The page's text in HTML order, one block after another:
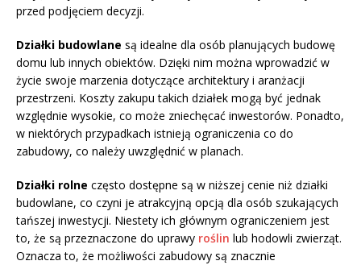
przed podjęciem decyzji.
Działki budowlane są idealne dla osób planujących budowę
domu lub innych obiektów. Dzięki nim można wprowadzić w
życie swoje marzenia dotyczące architektury i aranżacji
przestrzeni. Koszty zakupu takich działek mogą być jednak
względnie wysokie, co może zniechęcać inwestorów. Ponadto,
w niektórych przypadkach istnieją ograniczenia co do
zabudowy, co należy uwzględnić w planach.
Działki rolne często dostępne są w niższej cenie niż działki
budowlane, co czyni je atrakcyjną opcją dla osób szukających
tańszej inwestycji. Niestety ich głównym ograniczeniem jest
to, że są przeznaczone do uprawy roślin lub hodowli zwierząt.
Oznacza to, że możliwości zabudowy są znacznie